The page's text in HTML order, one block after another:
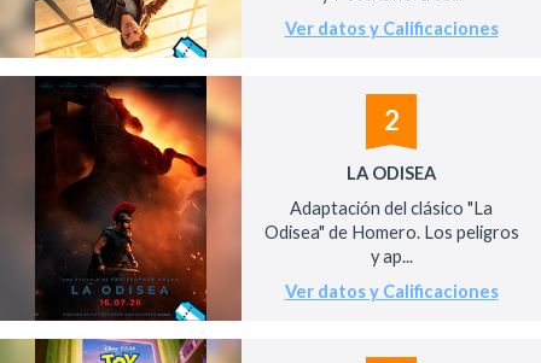
Ver datos y Calificaciones
2
LA ODISEA
Adaptación del clásico "La
Odisea" de Homero. Los peligros
y ap...
Ver datos y Calificaciones